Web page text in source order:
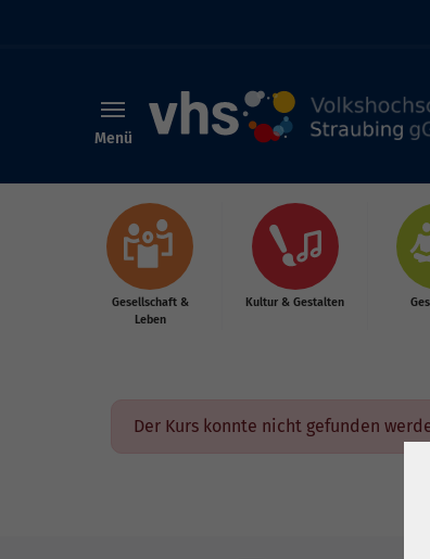
Menü
Gesellschaft &
Leben
Kultur & Gestalten
Der Kurs konnte nicht gefunden